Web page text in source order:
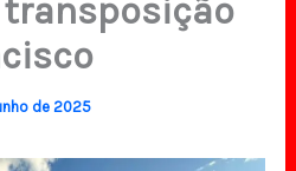
de 2025